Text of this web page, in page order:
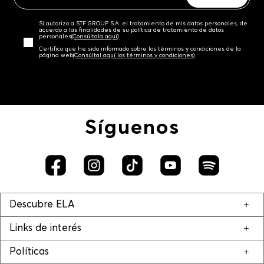
Sí autorizo a STF GROUP S.A. el tratamiento de mis datos personales, de
acuerdo a las finalidades de su política de tratamiento de datos
personales‎(Consúltala aquí)
Certifico que he sido informado sobre los términos y condiciones de la
página web‎(Consúltal aquí los términos y condiciones)
Síguenos
Descubre ELA
Links de interés
Políticas